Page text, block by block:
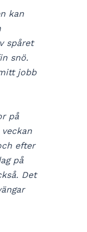
kan
spåret
snö.
jobb
på
efter
på
Det